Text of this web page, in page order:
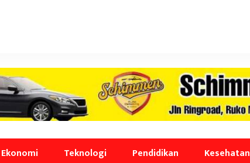
Ekonomi Teknologi Pendidikan Kesehatan